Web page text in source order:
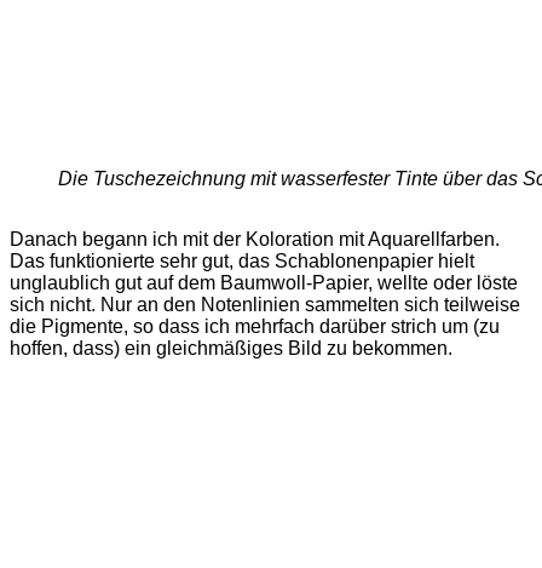
Die Tuschezeichnung mit wasserfester Tinte über das
Danach begann ich mit der Koloration mit Aquarellfarben.
Das funktionierte sehr gut, das Schablonenpapier hielt
unglaublich gut auf dem Baumwoll-Papier, wellte oder löste
sich nicht. Nur an den Notenlinien sammelten sich teilweise
die Pigmente, so dass ich mehrfach darüber strich um (zu
hoffen, dass) ein gleichmäßiges Bild zu bekommen.